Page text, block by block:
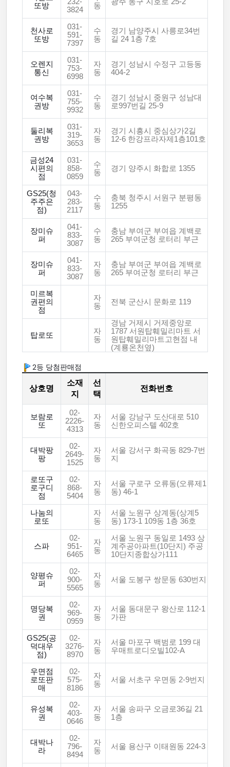
또방
3824
동
천사로
또방
031-
591-
7397
수
동
경기 남양주시 사릉로34번
길 24 1층 7호
오렌지
통신
031-
753-
6998
자
동
경기 성남시 수정구 고등동
404-2
여수복
권방
031-
755-
9932
수
동
경기 성남시 중원구 성남대
로997번길 25-9
둘리복
권방
031-
319-
3653
자
동
경기 시흥시 중심상가2길
12-6 한강프라자제1층101호
금성24
시편의
점
031-
858-
0859
수
동
경기 양주시 화합로 1355
GS25(청
주주은
점)
043-
283-
2117
수
동
충북 청주시 서원구 분평동
1255
장미슈
퍼
041-
833-
3087
수
동
충남 부여군 부여읍 계백로
265 부여군청 로터리 부근
장미슈
퍼
041-
833-
3087
자
동
충남 부여군 부여읍 계백로
265 부여군청 로터리 부근
미르복
권편의
점
자
동
전북 군산시 문화로 119
탑로또
자
동
경남 거제시 거제중앙로
1787 서원탑훼밀리마트 서
원탑훼밀리마트고현점 내
(계룡온천옆)
2등 당첨판매점
상호명
소재
지
선
택
전화번호
보람로
또
02-
2226-
4313
자
동
서울 강남구 도산대로 510
신한오피스텔 402호
대박팡
팡
02-
2649-
1525
자
동
서울 강서구 화곡동 829-7번
지
로또구
로구디
점
02-
868-
5404
자
동
서울 구로구 오류동(오류제1
동) 46-1
나눔의
로또
자
동
서울 노원구 상계동(상계5
동) 173-1 109동 1층 36호
스파
02-
951-
6465
자
동
서울 노원구 동일로 1493 상
계주공아파트(10단지) 주공
10단지종합상가111
양평슈
퍼
02-
900-
5565
자
동
서울 도봉구 쌍문동 630번지
명당복
권
02-
969-
0959
자
동
서울 동대문구 왕산로 112-1
가판
GS25(공
덕대우
점)
02-
3276-
8970
자
동
서울 마포구 백범로 199 대
우매트로디오빌102-A
우면점
로또판
매
02-
575-
8186
자
동
서울 서초구 우면동 2-9번지
유성복
권
02-
403-
0646
자
동
서울 송파구 오금로36길 21
1층
대박나
라
02-
796-
8494
자
동
서울 용산구 이태원동 224-3